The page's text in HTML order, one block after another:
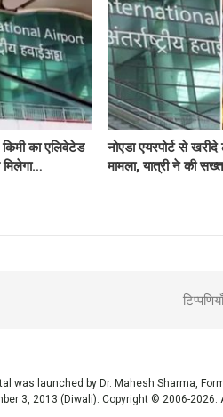
का एलिवेटेड
मिलेगा…
नोएडा एयरपोर्ट से
मामला, यात्री ने की
was launched by Dr. Mahesh Sharma,
3, 2013 (Diwali). Copyright © 2006-2026.